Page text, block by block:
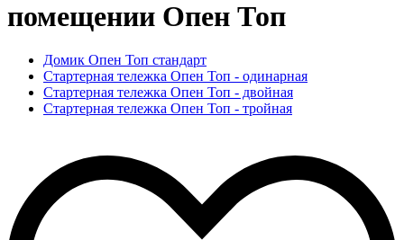
помещении Опен Топ
Домик Опен Топ стандарт
Стартерная тележка Опен Топ - одинарная
Стартерная тележка Опен Топ - двойная
Стартерная тележка Опен Топ - тройная